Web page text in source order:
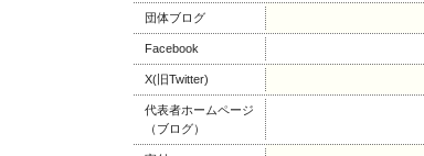
団体ブログ
Facebook
X(旧Twitter)
代表者ホームページ
（ブログ）